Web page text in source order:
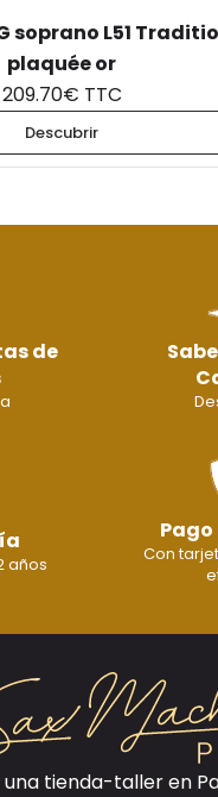
soprano L51
plaquée or
209.70€ TTC
Descubrir
de
años
Con
una tienda-taller en